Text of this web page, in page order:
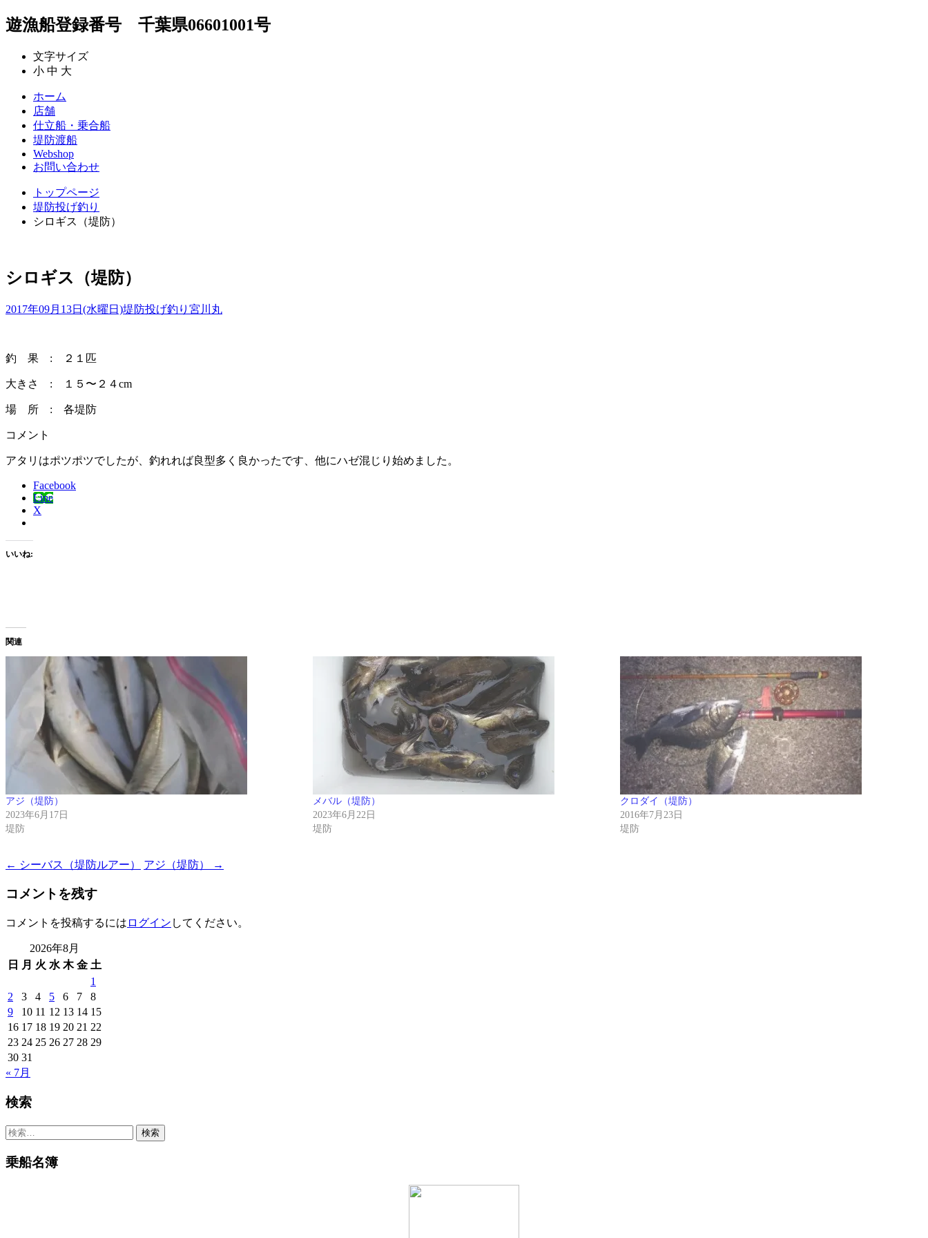
遊漁船登録番号 千葉県06601001号
文字サイズ
小 中 大
ホーム
店舗
仕立船・乗合船
堤防渡船
Webshop
お問い合わせ
トップページ
堤防投げ釣り
シロギス（堤防）
シロギス（堤防）
2017年09月13日(水曜日)堤防投げ釣り 宮川丸
釣 果 : ２１匹
大きさ : １５〜２４cm
場 所 : 各堤防
コメント
アタリはポツポツでしたが、釣れれば良型多く良かったです、他にハゼ混じり始めました。
Facebook
Line
X
いいね:
関連
アジ（堤防）
2023年6月17日
堤防
メバル（堤防）
2023年6月22日
堤防
クロダイ（堤防）
2016年7月23日
堤防
Post
navigation
← シーバス（堤防ルアー） アジ（堤防） →
コメントを残す
コメントを投稿するには ログイン してください。
2026年8月
日
月 火 水 木 金 土
1
2
3 4 5 6 7
8
9
10 11 12 13 14 15
16 17 18 19 20 21 22
23 24 25 26 27 28 29
30 31
« 7月
検索
検
乗船名簿